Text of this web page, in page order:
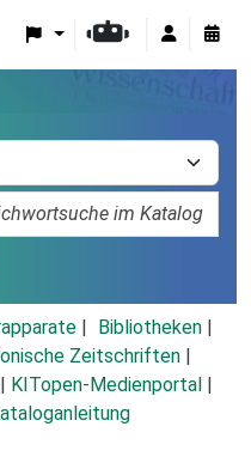
Bibliotheken
Zeitschriften
KITopen-Medienportal